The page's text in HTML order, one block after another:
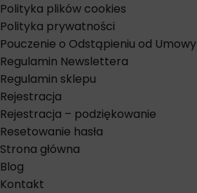
Polityka plików cookies
Polityka prywatności
Pouczenie o Odstąpieniu od Umowy
Regulamin Newslettera
Regulamin sklepu
Rejestracja
Rejestracja – podziękowanie
Resetowanie hasła
Strona główna
Blog
Kontakt